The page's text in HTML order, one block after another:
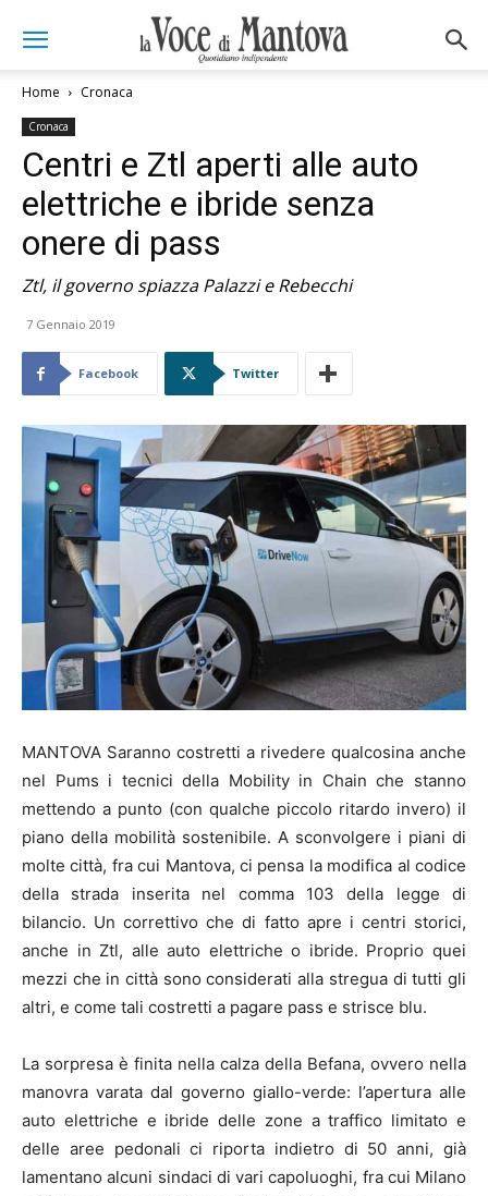
Home Cronaca
Cronaca
Centri e Ztl aperti alle auto
elettriche e ibride senza
onere di pass
Ztl, il governo spiazza Palazzi e Rebecchi
7 Gennaio 2019
Facebook Twitter
MANTOVA Saranno costretti a rivedere qualcosina anche
nel Pums i tecnici della Mobility in Chain che stanno
mettendo a punto (con qualche piccolo ritardo invero) il
piano della mobilità sostenibile. A sconvolgere i piani di
molte città, fra cui Mantova, ci pensa la modifica al codice
della strada inserita nel comma 103 della legge di
bilancio. Un correttivo che di fatto apre i centri storici,
anche in Ztl, alle auto elettriche o ibride. Proprio quei
mezzi che in città sono considerati alla stregua di tutti gli
altri, e come tali costretti a pagare pass e strisce blu.
La sorpresa è finita nella calza della Befana, ovvero nella
manovra varata dal governo giallo-verde: l’apertura alle
auto elettriche e ibride delle zone a traffico limitato e
delle aree pedonali ci riporta indietro di 50 anni, già
lamentano alcuni sindaci di vari capoluoghi, fra cui Milano